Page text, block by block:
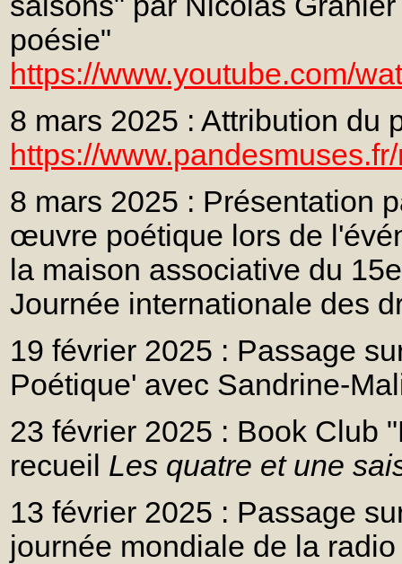
poésie"
https://www.youtube.com/
8 mars 2025 : Attribution du
https://
8 mars 2025 : Présentation
œuvre poétique lors de
la maison associative du
Journée internationale des
19 février 2025 : Passage
Poétique' avec Sandrine-
23 février 2025 : Book Club
recueil Les quatre et une
13 février 2025 : Passage
journée mondiale de la radio